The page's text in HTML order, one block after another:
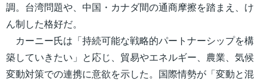
調。台湾問題や、中国・カナダ間の通商摩擦を踏まえ、け
ん制した格好だ。
カーニー氏は「持続可能な戦略的パートナーシップを構
築していきたい」と応じ、貿易やエネルギー、農業、気候
変動対策での連携に意欲を示した。国際情勢が「変動と混